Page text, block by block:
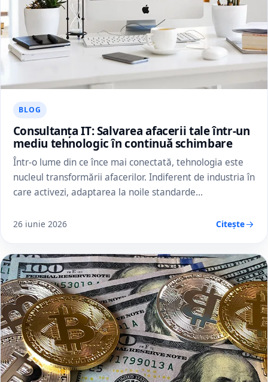
BLOG
Consultanța IT: Salvarea afacerii tale într-un
mediu tehnologic în continuă schimbare
Într-o lume din ce înce mai conectată, tehnologia este
nucleul transformării afacerilor. Indiferent de industria în
care activezi, adaptarea la noile standarde…
26 iunie 2026 Citește